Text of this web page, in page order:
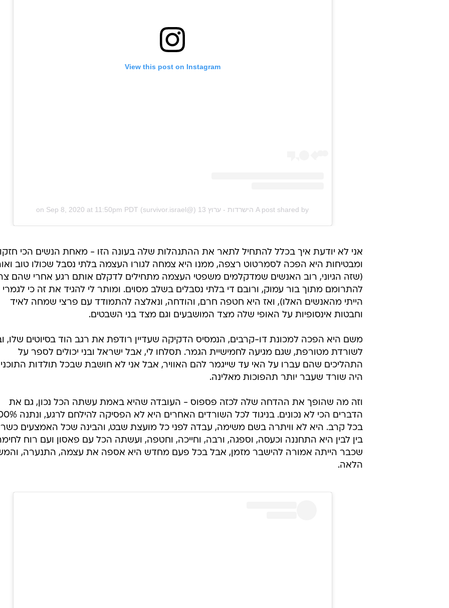
View this post on Instagram
A post shared by הישרדות - ערוץ 13 (@survivor.israel) Sep 8, 2020 at 11:50pm PDT
אני לא יודעת איך בכלל להתחיל לתאר את ההתנהלות שלה בעונה הזו - מאחת הנשים הכי
ומבטיחות היא הפכה לסמרטוט רצפה, ממנו היא צמחה לגורו העצמה בלתי נסבל שכולו טוב
(שזה הגיוני, רוב האנשים שמדקלמים משפטי העצמה מתחילים לדקלם אותם רגע אחרי שהם
להתרומם מתוך בור עמוק, ורובם די בלתי נסבלים בשלב מסוים. ומותר לי להגיד את זה כי לגמרי
הייתי מהאנשים האלו), ואז היא חטפה חרם, והודחה, ונאלצה להתמודד עם פרצי שמחה לאיד
וחבטות אינסופיות על האופי שלה מצד המושבעים וגם מצד בני השבטים.
משם היא הפכה למכונת דו-קרבים, הנמסיס הדקיקה שעדיין רודפת את רגב הוד בסיוטים שלו,
לשורדת מטורפת, שגם מגיעה לחמישיית הגמר. תסלחו לי, אבל ישראל ובני יכולים לספר על
התהליכים שהם עברו על האי עד שייגמר להם האוויר, אבל אני לא חושבת שבכל תולדות
היה שורד שעבר יותר תהפוכות מאלינה.
וזה מה שהופך את ההדחה שלה לכזה פספוס - העובדה שהיא באמת עשתה הכל נכון, גם את
הדברים הכי לא נכונים. בניגוד לכל השורדים האחרים היא
בכל קרב. היא לא וויתרה בשם משימה, עבדה לפני כל מועצת שבט, והבינה שכל האמצעים
בין לבין היא התחננה וכעסה, וספגה, ורבה, וחייכה, וחטפה, ועשתה הכל עם פאסון ועם רוח
שכבר הייתה אמורה להישבר מזמן, אבל בכל פעם מחדש היא אספה את עצמה, התנערה,
הלאה.